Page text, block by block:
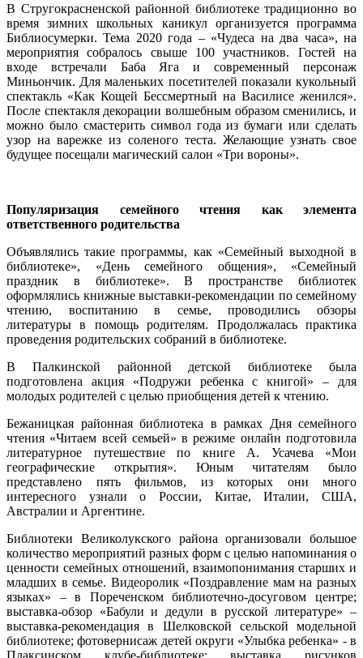
В Стругокрасненской районной библиотеке традиционно во
время зимних школьных каникул организуется программа
Библиосумерки. Тема 2020 года – «Чудеса на два часа», на
мероприятия собралось свыше 100 участников. Гостей на
входе встречали Баба Яга и современный персонаж
Миньончик. Для маленьких посетителей показали кукольный
спектакль «Как Кощей Бессмертный на Василисе женился».
После спектакля декорации волшебным образом сменились, и
можно было смастерить символ года из бумаги или сделать
узор на варежке из соленого теста. Желающие узнать свое
будущее посещали магический салон «Три вороны».
Популяризация семейного чтения как элемента
ответственного родительства
Объявлялись такие программы, как «Семейный выходной в
библиотеке», «День семейного общения», «Семейный
праздник в библиотеке». В пространстве библиотек
оформлялись книжные выставки-рекомендации по семейному
чтению, воспитанию в семье, проводились обзоры
литературы в помощь родителям. Продолжалась практика
проведения родительских собраний в библиотеке.
В Палкинской районной детской библиотеке была
подготовлена акция «Подружи ребенка с книгой» – для
молодых родителей с целью приобщения детей к чтению.
Бежаницкая районная библиотека в рамках Дня семейного
чтения «Читаем всей семьей» в режиме онлайн подготовила
литературное путешествие по книге А. Усачева «Мои
географические открытия». Юным читателям было
представлено пять фильмов, из которых они много
интересного узнали о России, Китае, Италии, США,
Австралии и Аргентине.
Библиотеки Великолукского района организовали большое
количество мероприятий разных форм с целью напоминания о
ценности семейных отношений, взаимопонимания старших и
младших в семье. Видеоролик «Поздравление мам на разных
языках» – в Пореченском библиотечно-досуговом центре;
выставка-обзор «Бабули и дедули в русской литературе» –
выставка-рекомендация в Шелковской сельской модельной
библиотеке; фотовернисаж детей округи «Улыбка ребенка» - в
Плаксинском клубе-библиотеке; выставка рисунков